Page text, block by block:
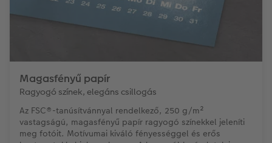
Magasfényű papír
Ragyogó színek, elegáns csillogás
Az FSC®-tanúsítvánnyal rendelkező, 250 g/m²
vastagságú, magasfényű papír ragyogó színekkel jeleníti
meg fotóit. Motívumai kiváló fényességgel és erős